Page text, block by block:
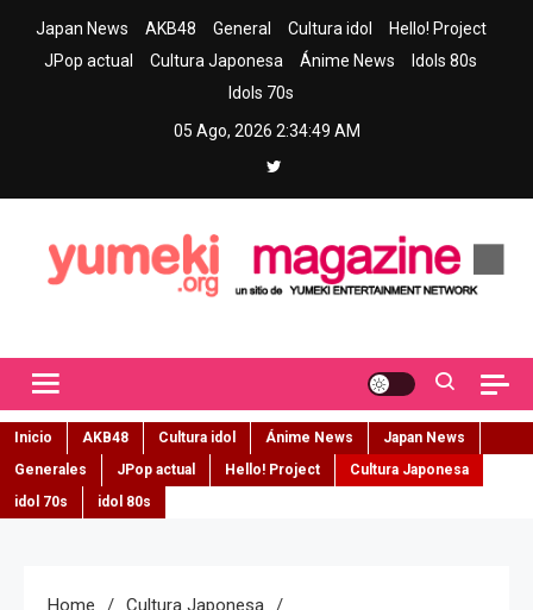
Japan News AKB48 General Cultura idol
Hello! Project
JPop actual
Cultura Japonesa Ánime News
Idols 80s
Idols 70s
05 Ago, 2026 2:34:51 AM
Inicio AKB48 Cultura idol Ánime News
Japan News
Generales
JPop actual Hello! Project
Cultura Japonesa
idol 70s
idol 80s
Home
Cultura Japonesa